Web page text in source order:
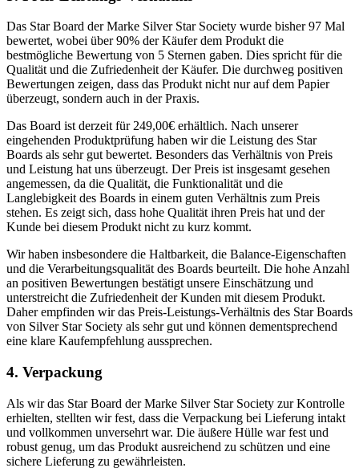
Das Star Board der Marke Silver Star Society wurde bisher 97 Mal
bewertet, wobei über 90% der Käufer dem Produkt die
bestmögliche Bewertung von 5 Sternen gaben. Dies spricht für die
Qualität und die Zufriedenheit der Käufer. Die durchweg positiven
Bewertungen zeigen, dass das Produkt nicht nur auf dem Papier
überzeugt, sondern auch in der Praxis.
Das Board ist derzeit für 249,00€ erhältlich. Nach unserer
eingehenden Produktprüfung haben wir die Leistung des Star
Boards als sehr gut bewertet. Besonders das Verhältnis von Preis
und Leistung hat uns überzeugt. Der Preis ist insgesamt gesehen
angemessen, da die Qualität, die Funktionalität und die
Langlebigkeit des Boards in einem guten Verhältnis zum Preis
stehen. Es zeigt sich, dass hohe Qualität ihren Preis hat und der
Kunde bei diesem Produkt nicht zu kurz kommt.
Wir haben insbesondere die Haltbarkeit, die Balance-Eigenschaften
und die Verarbeitungsqualität des Boards beurteilt. Die hohe Anzahl
an positiven Bewertungen bestätigt unsere Einschätzung und
unterstreicht die Zufriedenheit der Kunden mit diesem Produkt.
Daher empfinden wir das Preis-Leistungs-Verhältnis des Star Boards
von Silver Star Society als sehr gut und können dementsprechend
eine klare Kaufempfehlung aussprechen.
4. Verpackung
Als wir das Star Board der Marke Silver Star Society zur Kontrolle
erhielten, stellten wir fest, dass die Verpackung bei Lieferung intakt
und vollkommen unversehrt war. Die äußere Hülle war fest und
robust genug, um das Produkt ausreichend zu schützen und eine
sichere Lieferung zu gewährleisten.